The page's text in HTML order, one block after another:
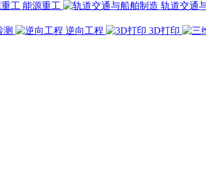
能源重工
轨道交通
测 逆向工程
3D打印